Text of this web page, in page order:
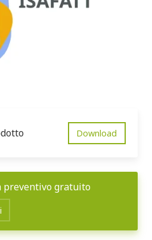
Download
preventivo gratuito